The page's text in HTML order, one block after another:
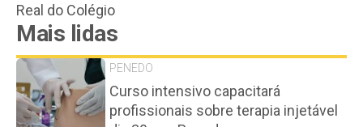
Real do Colégio
Mais lidas
PENEDO
Curso intensivo capacitará
profissionais sobre terapia injetável